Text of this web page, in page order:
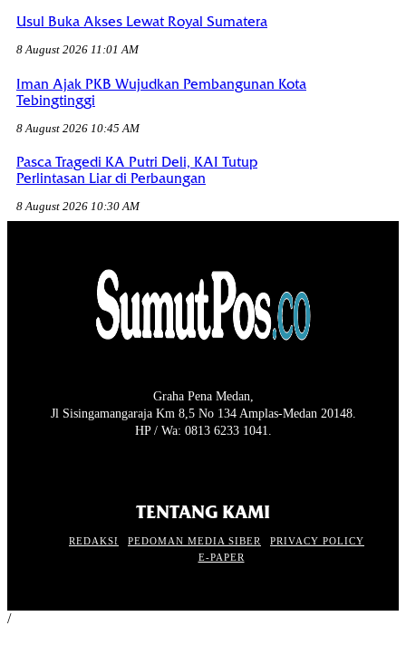
Usul Buka Akses Lewat Royal Sumatera
8 August 2026 11:01 AM
Iman Ajak PKB Wujudkan Pembangunan Kota
Tebingtinggi
8 August 2026 10:45 AM
Pasca Tragedi KA Putri Deli, KAI Tutup
Perlintasan Liar di Perbaungan
8 August 2026 10:30 AM
Graha Pena Medan,
Jl Sisingamangaraja Km 8,5 No 134 Amplas-Medan 20148.
HP / Wa: 0813 6233 1041.
TENTANG KAMI
REDAKSI PEDOMAN MEDIA SIBER
PRIVACY POLICY
E-PAPER
/